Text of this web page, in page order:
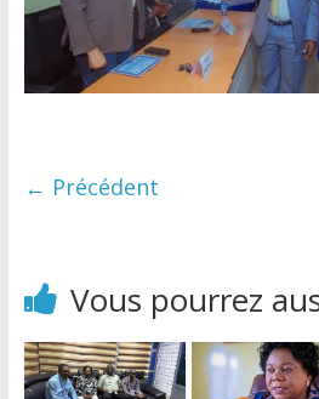
← Précédent
Vous pourrez